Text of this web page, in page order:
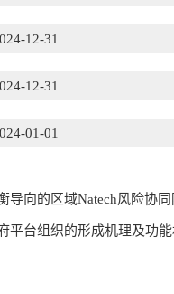
12-31
12-31
01-01
导向的区域Natech风险协
平台组织的形成机理及功